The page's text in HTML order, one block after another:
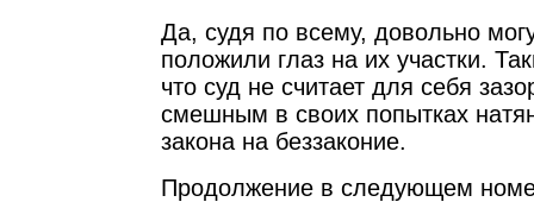
Да, судя по всему, довольно
положили глаз на их участки.
что суд не считает для себя
смешным в своих попытках
закона на беззаконие.
Продолжение в следующем